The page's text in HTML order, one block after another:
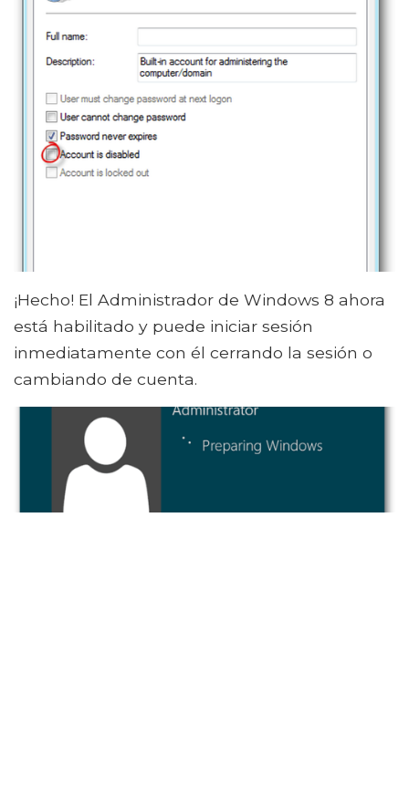
¡Hecho! El Administrador de Windows 8 ahora
está habilitado y puede iniciar sesión
inmediatamente con él cerrando la sesión o
cambiando de cuenta.